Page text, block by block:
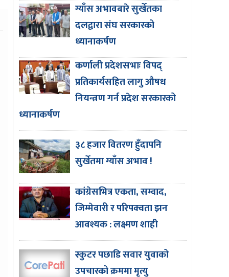
ग्याँस अभावबारे सुर्खेतका
दलद्वारा संघ सरकारको
ध्यानाकर्षण
कर्णाली प्रदेशसभाः विपद्
प्रतिकार्यसहित लागु औषध
नियन्त्रण गर्न प्रदेश सरकारको
ध्यानाकर्षण
३८ हजार वितरण हुँदापनि
सुर्खेतमा ग्याँस अभाव !
कांग्रेसभित्र एकता, सम्वाद,
जिम्मेवारी र परिपक्वता झन
आवश्यक : लक्ष्मण शाही
स्कुटर पछाडि सवार युवाको
उपचारको क्रममा मृत्यु